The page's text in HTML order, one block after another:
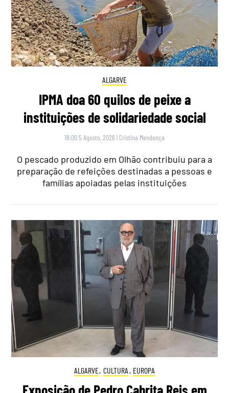
ALGARVE
IPMA doa 60 quilos de peixe a
instituições de solidariedade social
18:00 5 Agosto, 2026 | Cristina Mendonça
O pescado produzido em Olhão contribuiu para a
preparação de refeições destinadas a pessoas e
famílias apoiadas pelas instituições
ALGARVE, CULTURA , EUROPA